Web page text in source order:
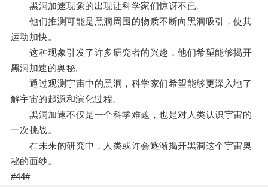
黑洞加速现象的出现让科学家们惊讶不已。
他们推测可能是黑洞周围的物质不断向黑洞吸引，使其
运动加快。
这种现象引发了许多研究者的兴趣，他们希望能够揭开
黑洞加速的奥秘。
通过观测宇宙中的黑洞，科学家们希望能够更深入地了
解宇宙的起源和演化过程。
黑洞加速不仅是一个科学难题，也是对人类认识宇宙的
一次挑战。
在未来的研究中，人类或许会逐渐揭开黑洞这个宇宙奥
秘的面纱。
#44#